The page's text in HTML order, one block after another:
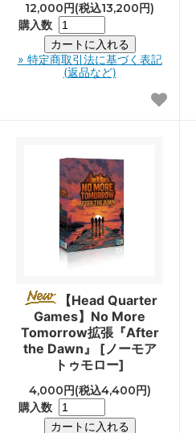
12,000円(税込13,200円)
購入数
» 特定商取引法に基づく表記
(返品など)
【Head Quarter
Games】No More
Tomorrow拡張『After
the Dawn』 [ノーモア
トゥモロー]
4,000円(税込4,400円)
購入数